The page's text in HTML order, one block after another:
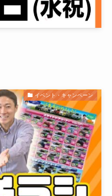
イベント・キャンペーン